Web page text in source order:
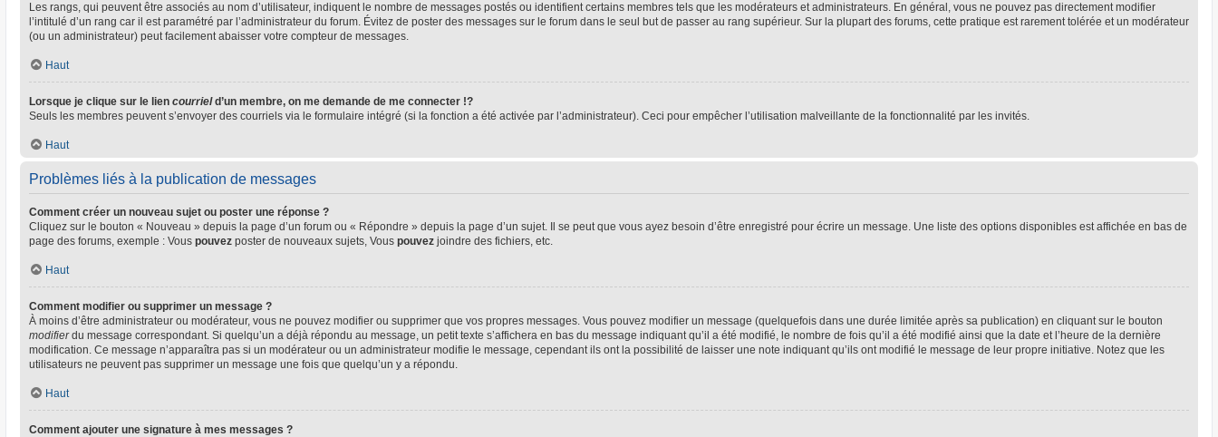
Les rangs, qui peuvent être associés au nom d’utilisateur, indiquent le nombre de messages postés ou identifient certains membres tels que les modérateurs et administrateurs. En général, vous ne pouvez pas directement modifier
l’intitulé d’un rang car il est paramétré par l’administrateur du forum. Évitez de poster des messages sur le forum dans le seul but de passer au rang supérieur. Sur la plupart des forums, cette pratique est rarement tolérée et un modérateur
(ou un administrateur) peut facilement abaisser votre compteur de messages.
Haut
Lorsque je clique sur le lien courrield’un membre, on me demande de me connecter !?
Seuls les membres peuvent s’envoyer des courriels via le formulaire intégré (si la fonction a été activée par l’administrateur). Ceci pour empêcher l’utilisation malveillante de la fonctionnalité par les invités.
Haut
Problèmes liés à la publication de messages
Comment créer un nouveau sujet ou poster une réponse ?
Cliquez sur le bouton « Nouveau » depuis la page d’un forum ou « Répondre » depuis la page d’un sujet. Il se peut que vous ayez besoin d’être enregistré pour écrire un message. Une liste des options disponibles est affichée en bas de
page des forums, exemple : Vous pouvez poster de nouveaux sujets, Vous pouvez joindre des fichiers, etc.
Haut
Comment modifier ou supprimer un message ?
À moins d’être administrateur ou modérateur, vous ne pouvez modifier ou supprimer que vos propres messages. Vous pouvez modifier un message (quelquefois dans une durée limitée après sa publication) en cliquant sur le bouton
modifierdu message correspondant. Si quelqu’un a déjà répondu au message, un petit texte s’affichera en bas du message indiquant qu’il a été modifié, le nombre de fois qu’il a été modifié ainsi que la date et l’heure de la dernière
modification. Ce message n’apparaîtra pas si un modérateur ou un administrateur modifie le message, cependant ils ont la possibilité de laisser une note indiquant qu’ils ont modifié le message de leur propre initiative. Notez que les
utilisateurs ne peuvent pas supprimer un message une fois que quelqu’un y a répondu.
Haut
Comment ajouter une signature à mes messages ?